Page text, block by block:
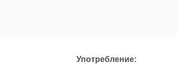
Употребление: